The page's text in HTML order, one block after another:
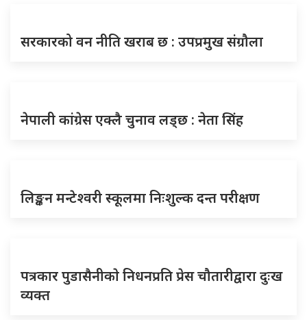
सरकारको वन नीति खराब छ : उपप्रमुख संग्रौला
नेपाली कांग्रेस एक्लै चुनाव लड्छ : नेता सिंह
लिङ्कन मन्टेश्वरी स्कूलमा निःशुल्क दन्त परीक्षण
पत्रकार पुडासैनीकाे निधनप्रति प्रेस चौतारीद्वारा दुःख
व्यक्त